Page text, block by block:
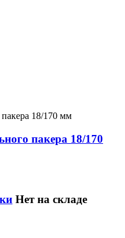
пакера 18/170
Нет на складе